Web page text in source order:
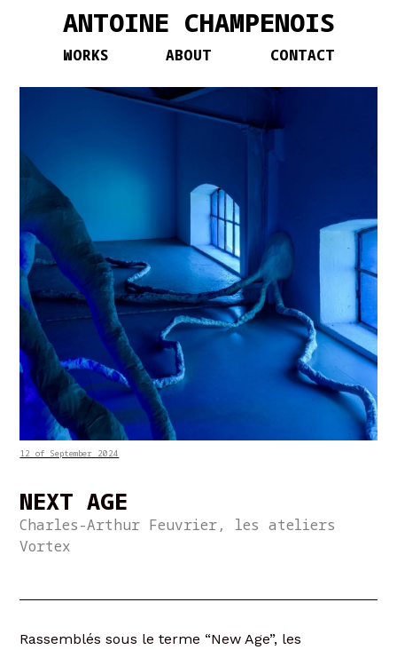
ANTOINE CHAMPENOIS
WORKS ABOUT CONTACT
12 of September 2024
NEXT AGE
Charles-Arthur Feuvrier, les ateliers
Vortex
Rassemblés sous le terme “New Age”, les